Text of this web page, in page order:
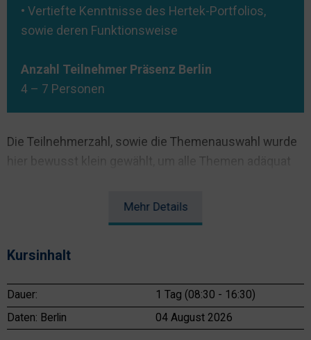
• Vertiefte Kenntnisse des Hertek-Portfolios,
sowie deren Funktionsweise
Anzahl Teilnehmer Präsenz Berlin
4 – 7 Personen
Die Teilnehmerzahl, sowie die Themenauswahl wurde
hier bewusst klein gewählt, um alle Themen adäquat
Hier wird im Einzelnen darauf eingegangen, wie
Aufbau zu beachten ist.
Mehr Details
Kursinhalt
Dauer:
1 Tag (08:30 - 16:30)
Daten: Berlin 04 August 2026